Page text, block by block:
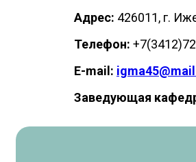
Адрес: 426011, г.
Телефон:
E-mail:
Заведующая